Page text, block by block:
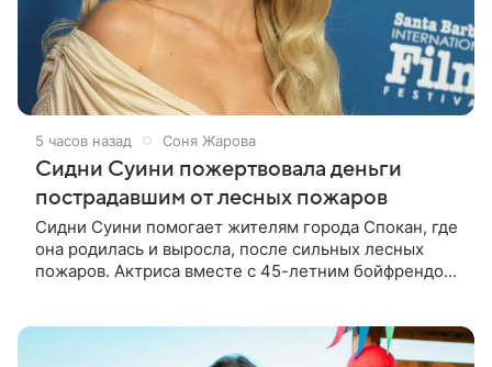
5 часов назад Соня Жарова
Сидни Суини пожертвовала деньги
пострадавшим от лесных пожаров
Сидни Суини помогает жителям города Спокан, где
она родилась и выросла, после сильных лесных
пожаров. Актриса вместе с 45-летним бойфрендом